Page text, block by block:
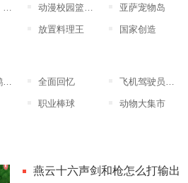
动漫校园篮球竞赛 亚萨宠物岛
放置料理王 国家创造
全面回忆 飞机驾驶员模拟器
职业棒球 动物大集市
燕云十六声剑和枪怎么打输出